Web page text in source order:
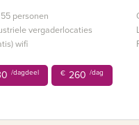
55 personen
vergaderlocaties
wifi
/dagdeel € 260 /dag